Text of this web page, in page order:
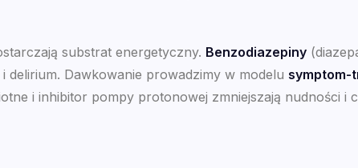
substrat energetyczny. Benzodiazepiny
Dawkowanie prowadzimy w modelu symptom-
i inhibitor pompy protonowej zmniejszają nudności i